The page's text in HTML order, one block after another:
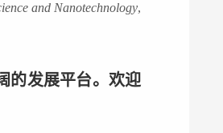
and Nanotechnology,
的发展平台。欢迎